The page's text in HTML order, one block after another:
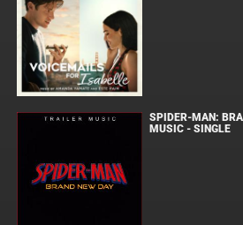
SPIDER-MAN:
MUSIC - SINGLE